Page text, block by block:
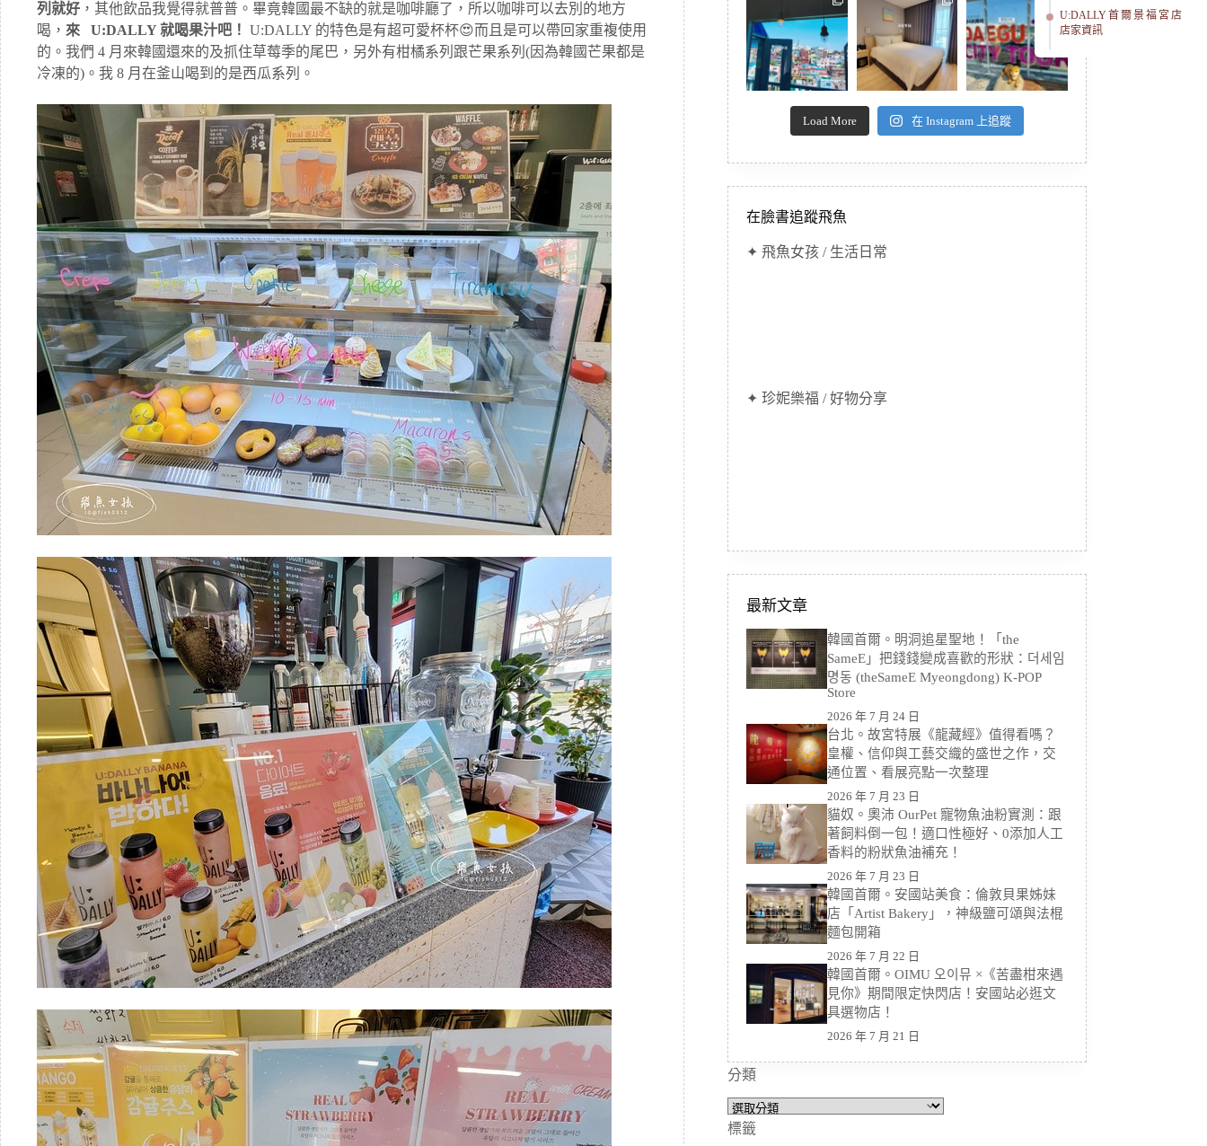
列就好 ，其他飲品我覺得就普普。畢竟韓國最不缺的就是咖啡廳了，所以咖啡可以去別的地方
喝， 來 U:DALLY 就喝果汁吧！ U:DALLY 的特色是有超可愛杯杯😍而且是可以帶回家重複使用
的。我們 4 月來韓國還來的及抓住草莓季的尾巴，另外有柑橘系列跟芒果系列(因為韓國芒果都是
冷凍的)。我 8 月在釜山喝到的是西瓜系列。
Load More 在 Instagram 上追蹤
在臉書追蹤飛魚
✦ 飛魚女孩 / 生活日常
✦ 珍妮樂福 / 好物分享
最新文章
韓國首爾。明洞追星聖地！「the
SameE」把錢錢變成喜歡的形狀：더세임
명동 (theSameE Myeongdong) K-POP
Store
2026 年 7 月 24 日
台北。故宮特展《龍藏經》值得看嗎？
皇權、信仰與工藝交織的盛世之作，交
通位置、看展亮點一次整理
2026 年 7 月 23 日
貓奴。奧沛 OurPet 寵物魚油粉實測：跟
著飼料倒一包！適口性極好、0添加人工
香料的粉狀魚油補充！
2026 年 7 月 23 日
韓國首爾。安國站美食：倫敦貝果姊妹
店「Artist Bakery」，神級鹽可頌與法棍
麵包開箱
2026 年 7 月 22 日
韓國首爾。OIMU 오이뮤 ×《苦盡柑來遇
見你》期間限定快閃店！安國站必逛文
具選物店！
2026 年 7 月 21 日
分類
分
類
標籤
U:DALLY首爾景福宮店
店家資訊